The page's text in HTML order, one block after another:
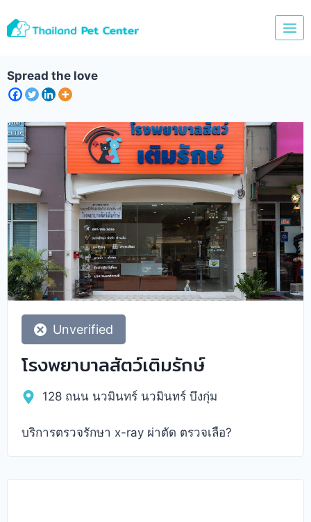
to
Spread the love
Unverified
โรงพยาบาลสัตว์เติมรักษ์
128 ถนน นวมินทร์ นวมินทร์ บึงกุ่ม
บริการตรวจรักษา x-ray ผ่าตัด ตรวจเลือ?